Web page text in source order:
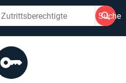
Suche